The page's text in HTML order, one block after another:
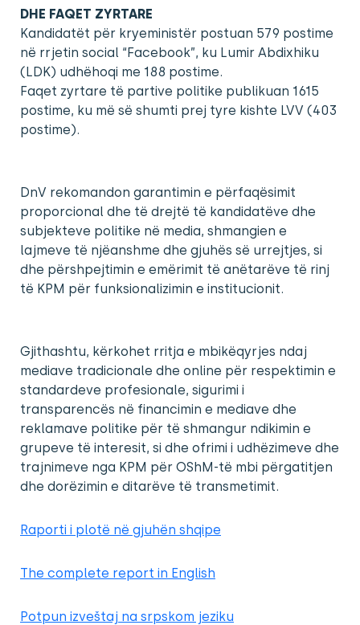
DHE FAQET ZYRTARE
Kandidatët për kryeministër postuan 579 postime
në rrjetin social “Facebook”, ku Lumir Abdixhiku
(LDK) udhëhoqi me 188 postime.
Faqet zyrtare të partive politike publikuan 1615
postime, ku më së shumti prej tyre kishte LVV (403
postime).
DnV rekomandon garantimin e përfaqësimit
proporcional dhe të drejtë të kandidatëve dhe
subjekteve politike në media, shmangien e
lajmeve të njëanshme dhe gjuhës së urrejtjes, si
dhe përshpejtimin e emërimit të anëtarëve të rinj
të KPM për funksionalizimin e institucionit.
Gjithashtu, kërkohet rritja e mbikëqyrjes ndaj
mediave tradicionale dhe online për respektimin e
standardeve profesionale, sigurimi i
transparencës në financimin e mediave dhe
reklamave politike për të shmangur ndikimin e
grupeve të interesit, si dhe ofrimi i udhëzimeve dhe
trajnimeve nga KPM për OShM-të mbi përgatitjen
dhe dorëzimin e ditarëve të transmetimit.
Raporti i plotë në gjuhën shqipe
The complete report in English
Potpun izveštaj na srpskom jeziku